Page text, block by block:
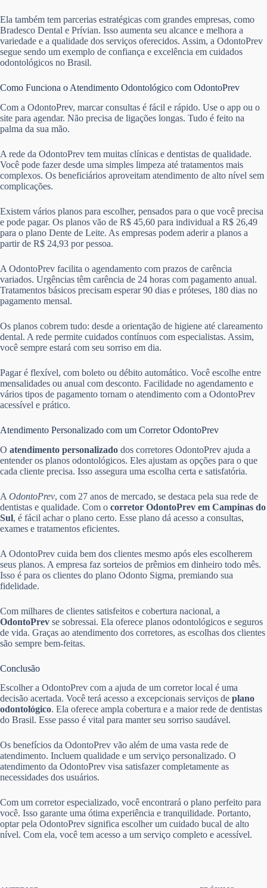
Ela também tem parcerias estratégicas com grandes empresas, como
Bradesco Dental e Prívian. Isso aumenta seu alcance e melhora a
variedade e a qualidade dos serviços oferecidos. Assim, a OdontoPrev
segue sendo um exemplo de confiança e excelência em cuidados
odontológicos no Brasil.
Como Funciona o Atendimento Odontológico com OdontoPrev
Com a OdontoPrev, marcar consultas é fácil e rápido. Use o app ou o
site para agendar. Não precisa de ligações longas. Tudo é feito na
palma da sua mão.
A rede da OdontoPrev tem muitas clínicas e dentistas de qualidade.
Você pode fazer desde uma simples limpeza até tratamentos mais
complexos. Os beneficiários aproveitam atendimento de alto nível sem
complicações.
Existem vários planos para escolher, pensados para o que você precisa
e pode pagar. Os planos vão de R$ 45,60 para individual a R$ 26,49
para o plano Dente de Leite. As empresas podem aderir a planos a
partir de R$ 24,93 por pessoa.
A OdontoPrev facilita o agendamento com prazos de carência
variados. Urgências têm carência de 24 horas com pagamento anual.
Tratamentos básicos precisam esperar 90 dias e próteses, 180 dias no
pagamento mensal.
Os planos cobrem tudo: desde a orientação de higiene até clareamento
dental. A rede permite cuidados contínuos com especialistas. Assim,
você sempre estará com seu sorriso em dia.
Pagar é flexível, com boleto ou débito automático. Você escolhe entre
mensalidades ou anual com desconto. Facilidade no agendamento e
vários tipos de pagamento tornam o atendimento com a OdontoPrev
acessível e prático.
Atendimento Personalizado com um Corretor OdontoPrev
O atendimento personalizado dos corretores OdontoPrev ajuda a
entender os planos odontológicos. Eles ajustam as opções para o que
cada cliente precisa. Isso assegura uma escolha certa e satisfatória.
A OdontoPrev, com 27 anos de mercado, se destaca pela sua rede de
dentistas e qualidade. Com o corretor OdontoPrev em Campinas do
Sul, é fácil achar o plano certo. Esse plano dá acesso a consultas,
exames e tratamentos eficientes.
A OdontoPrev cuida bem dos clientes mesmo após eles escolherem
seus planos. A empresa faz sorteios de prêmios em dinheiro todo mês.
Isso é para os clientes do plano Odonto Sigma, premiando sua
fidelidade.
Com milhares de clientes satisfeitos e cobertura nacional, a
OdontoPrev se sobressai. Ela oferece planos odontológicos e seguros
de vida. Graças ao atendimento dos corretores, as escolhas dos clientes
são sempre bem-feitas.
Conclusão
Escolher a OdontoPrev com a ajuda de um corretor local é uma
decisão acertada. Você terá acesso a excepcionais serviços de plano
odontológico. Ela oferece ampla cobertura e a maior rede de dentistas
do Brasil. Esse passo é vital para manter seu sorriso saudável.
Os benefícios da OdontoPrev vão além de uma vasta rede de
atendimento. Incluem qualidade e um serviço personalizado. O
atendimento da OdontoPrev visa satisfazer completamente as
necessidades dos usuários.
Com um corretor especializado, você encontrará o plano perfeito para
você. Isso garante uma ótima experiência e tranquilidade. Portanto,
optar pela OdontoPrev significa escolher um cuidado bucal de alto
nível. Com ela, você tem acesso a um serviço completo e acessível.